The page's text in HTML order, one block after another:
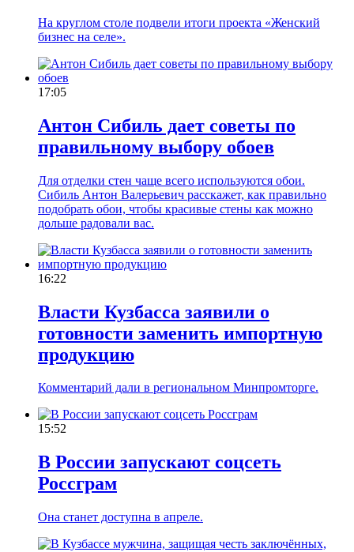
На круглом столе подвели итоги проекта «Женский
бизнес на селе».
17:05
Антон Сибиль дает советы по
правильному выбору обоев
Для отделки стен чаще всего используются обои.
Сибиль Антон Валерьевич расскажет, как правильно
подобрать обои, чтобы красивые стены как можно
дольше радовали вас.
16:22
Власти Кузбасса заявили о
готовности заменить импортную
продукцию
Комментарий дали в региональном Минпромторге.
15:52
В России запускают соцсеть
Россграм
Она станет доступна в апреле.